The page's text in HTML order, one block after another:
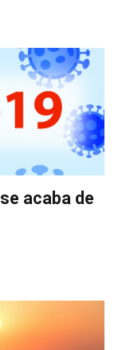
acaba de